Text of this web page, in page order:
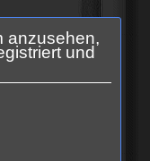
anzusehen,
und